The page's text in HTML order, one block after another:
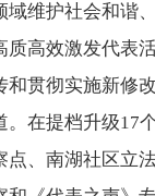
域维护社会和谐
质高效激发代表
和贯彻实施新修
在提档升级17
、南湖社区立